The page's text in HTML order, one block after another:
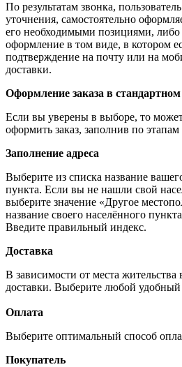
По результатам звонка,
уточнения, самостоятельно
его необходимыми позициями, либо
оформление в том виде, в котором
подтверждение на почту или на
доставки.
Оформление заказа в
Если вы уверены в выборе, то
оформить заказ, заполнив по
Заполнение адреса
Выберите из списка название
пункта. Если вы не нашли свой
выберите значение «Другое
название своего населённого
Введите правильный индекс.
Доставка
В зависимости от места
доставки. Выберите любой удобный
Оплата
Выберите оптимальный способ
Покупатель